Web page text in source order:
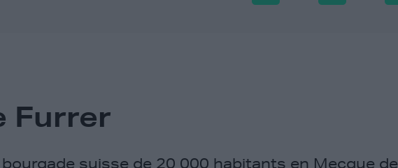
Furrer
suisse de 20 000 habitants en Mecque de